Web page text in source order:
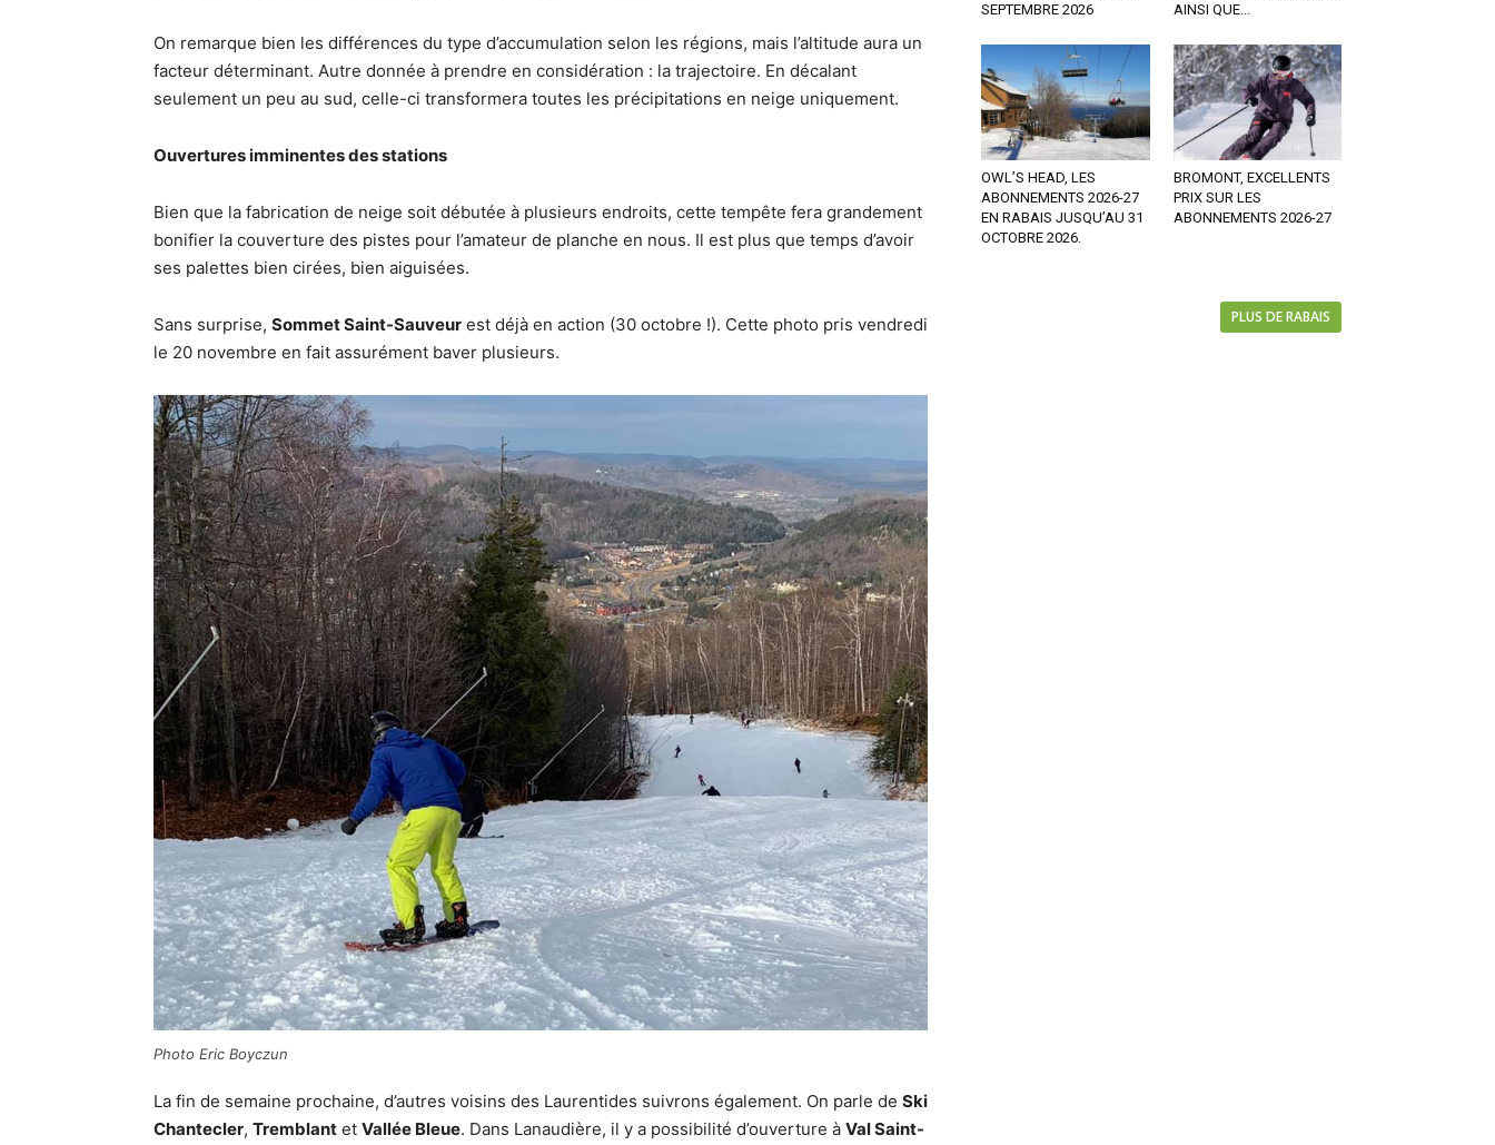
On remarque bien les différences du type d’accumulation selon les régions, mais l’altitude aura un
facteur déterminant. Autre donnée à prendre en considération : la trajectoire. En décalant
seulement un peu au sud, celle-ci transformera toutes les précipitations en neige uniquement.
Ouvertures imminentes des stations
Bien que la fabrication de neige soit débutée à plusieurs endroits, cette tempête fera grandement
bonifier la couverture des pistes pour l’amateur de planche en nous. Il est plus que temps d’avoir
ses palettes bien cirées, bien aiguisées.
Sans surprise, Sommet Saint-Sauveur est déjà en action (30 octobre !). Cette photo pris vendredi
le 20 novembre en fait assurément baver plusieurs.
Photo Eric Boyczun
La fin de semaine prochaine, d’autres voisins des Laurentides suivrons également. On parle de Ski
Chantecler, Tremblant et Vallée Bleue. Dans Lanaudière, il y a possibilité d’ouverture à Val Saint-
SEPTEMBRE 2026
AINSI QUE...
OWL’S HEAD, LES
ABONNEMENTS 2026-27
EN RABAIS JUSQU’AU 31
OCTOBRE 2026.
BROMONT, EXCELLENTS
PRIX SUR LES
ABONNEMENTS 2026-27
PLUS DE RABAIS